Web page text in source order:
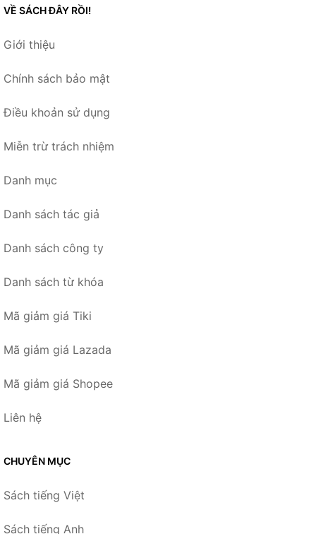
VỀ SÁCH ĐÂY RỒI!
Giới thiệu
Chính sách bảo mật
Điều khoản sử dụng
Miễn trừ trách nhiệm
Danh mục
Danh sách tác giả
Danh sách công ty
Danh sách từ khóa
Mã giảm giá Tiki
Mã giảm giá Lazada
Mã giảm giá Shopee
Liên hệ
CHUYÊN MỤC
Sách tiếng Việt
Sách tiếng Anh